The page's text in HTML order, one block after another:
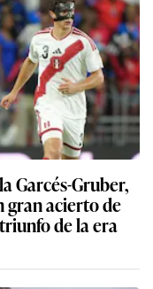
Garcés-Gruber,
gran acierto de
de la era